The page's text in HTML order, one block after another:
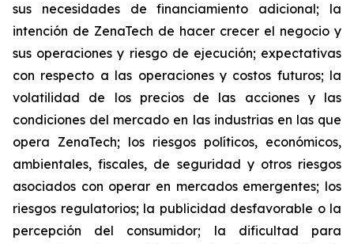
sus necesidades de financiamiento adicional; la
intención de ZenaTech de hacer crecer el negocio y
sus operaciones y riesgo de ejecución; expectativas
con respecto a las operaciones y costos futuros; la
volatilidad de los precios de las acciones y las
condiciones del mercado en las industrias en las que
opera ZenaTech; los riesgos políticos, económicos,
ambientales, fiscales, de seguridad y otros riesgos
asociados con operar en mercados emergentes; los
riesgos regulatorios; la publicidad desfavorable o la
percepción del consumidor; la dificultad para